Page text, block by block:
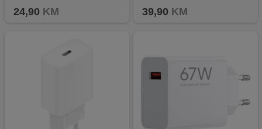
24,90 KM 39,90 KM